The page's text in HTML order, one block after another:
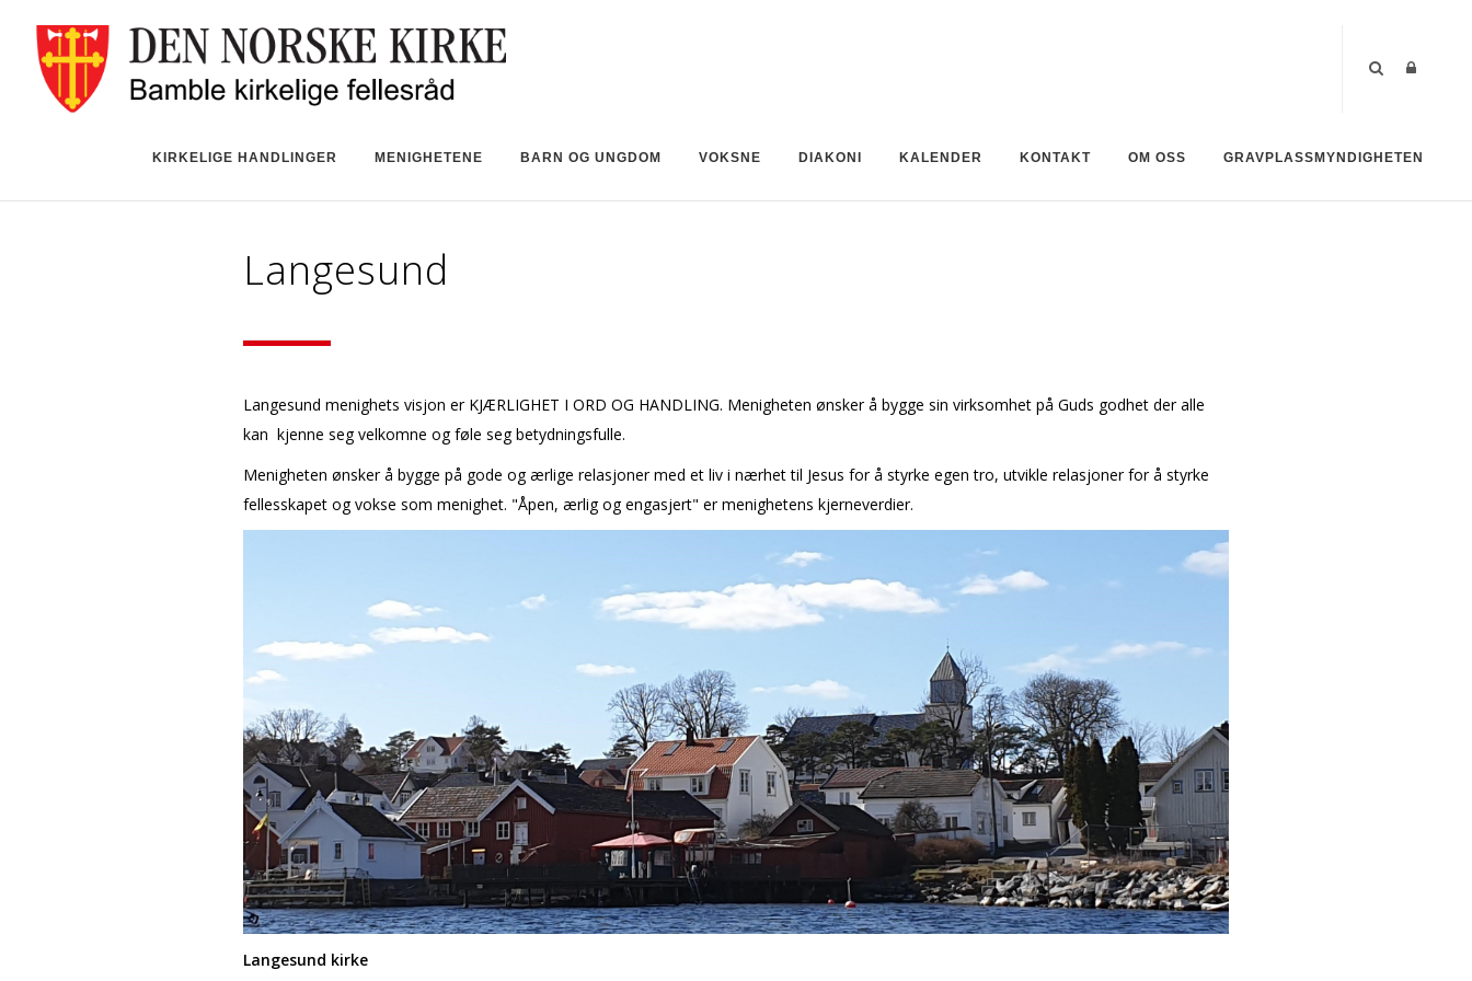
KIRKELIGE HANDLINGER MENIGHETENE BARN OG UNGDOM VOKSNE DIAKONI KALENDER KONTAKT OM OSS GRAVPLASSMYNDIGHETEN
Langesund
Langesund menighets visjon er KJÆRLIGHET I ORD OG HANDLING. Menigheten ønsker å bygge sin virksomhet på Guds godhet der alle
kan kjenne seg velkomne og føle seg betydningsfulle.
Menigheten ønsker å bygge på gode og ærlige relasjoner med et liv i nærhet til Jesus for å styrke egen tro, utvikle relasjoner for å styrke
fellesskapet og vokse som menighet. "Åpen, ærlig og engasjert" er menighetens kjerneverdier.
Langesund kirke